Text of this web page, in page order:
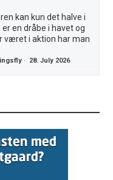
kan kun det halve i
en dråbe i havet og
været i aktion har man
· 28. July 2026